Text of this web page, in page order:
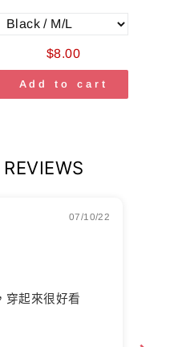
$8.00
Add to cart
07/10/22
穿起來很好看